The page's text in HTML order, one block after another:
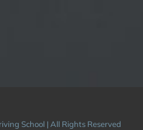
School | All Rights Reserved